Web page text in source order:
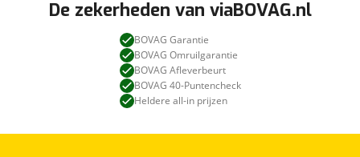
De zekerheden van viaBOVAG.nl
BOVAG Garantie
BOVAG Omruilgarantie
BOVAG Afleverbeurt
BOVAG 40-Puntencheck
Heldere all-in prijzen